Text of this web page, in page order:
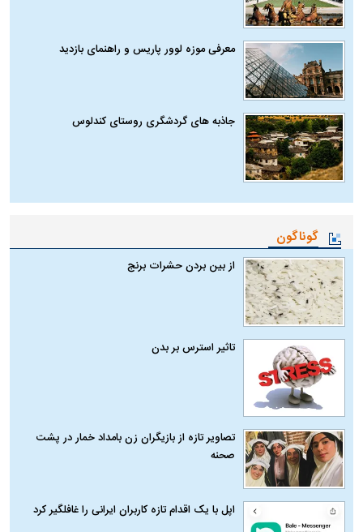
معرفی موزه لوور پاریس و راهنمای بازدید
جاذبه های گردشگری روستای کندلوس
گوناگون
از بین بردن حشرات برنج
تاثیر استرس بر بدن
تصاویر تازه از بازیگران زن بامداد خمار در پشت
صحنه
اپل با یک اقدام تازه کاربران ایرانی را غافلگیر کرد